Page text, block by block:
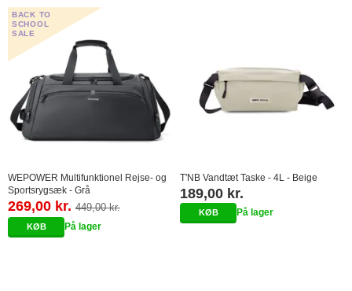
BACK TO
SCHOOL
SALE
WEPOWER Multifunktionel Rejse- og
Sportsrygsæk - Grå
269,00 kr. 449,00 kr.
På lager
T'NB Vandtæt Taske - 4L - Beige
189,00 kr.
På lager